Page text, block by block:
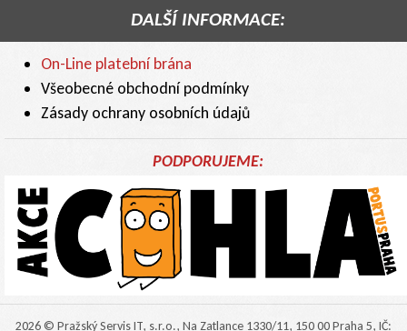
DALŠÍ INFORMACE:
On-Line platební brána
Všeobecné obchodní podmínky
Zásady ochrany osobních údajů
PODPORUJEME:
2026 © Pražský Servis IT, s.r.o., Na Zatlance 1330/11, 150 00 Praha 5, IČ: